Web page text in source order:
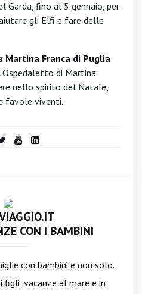
Garda, fino al 5 gennaio, per
gli Elfi e fare delle
Franca di Puglia
di Martina
nello spirito del Natale,
favole viventi.
CON I BAMBINI
con bambini e non solo.
figli, vacanze al mare e in